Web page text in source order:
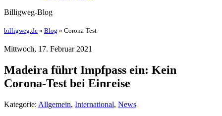
Billigweg-Blog
billigweg.de » Blog » Corona-Test
Mittwoch, 17. Februar 2021
Madeira führt Impfpass ein: Kein
Corona-Test bei Einreise
Kategorie: Allgemein, International, News